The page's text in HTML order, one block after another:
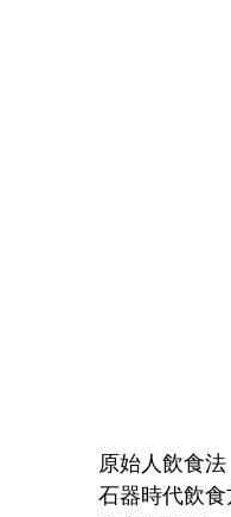
原始人飲食
石器時代飲